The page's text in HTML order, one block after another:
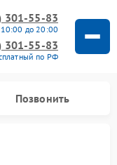
301-55-83
10:00 до 20:00
301-55-83
по РФ
Позвонить